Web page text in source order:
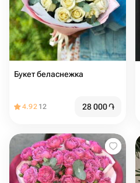
Букет беласнежка
4.92 12 28 000֏